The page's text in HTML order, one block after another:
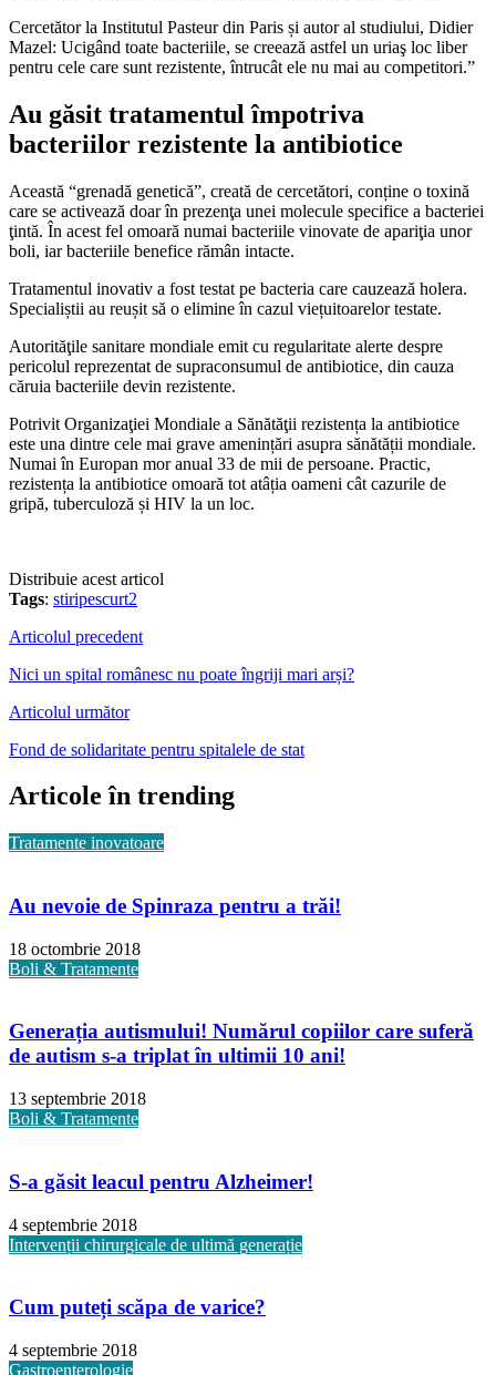
Cercetător la Institutul Pasteur din Paris și autor al studiului, Didier
Mazel: Ucigând toate bacteriile, se creează astfel un uriaş loc liber
pentru cele care sunt rezistente, întrucât ele nu mai au competitori.”
Au găsit tratamentul împotriva
bacteriilor rezistente la antibiotice
Această “grenadă genetică”, creată de cercetători, conține o toxină
care se activează doar în prezenţa unei molecule specifice a bacteriei
ţintă. În acest fel omoară numai bacteriile vinovate de apariţia unor
boli, iar bacteriile benefice rămân intacte.
Tratamentul inovativ a fost testat pe bacteria care cauzează holera.
Specialiștii au reușit să o elimine în cazul viețuitoarelor testate.
Autorităţile sanitare mondiale emit cu regularitate alerte despre
pericolul reprezentat de supraconsumul de antibiotice, din cauza
căruia bacteriile devin rezistente.
Potrivit Organizaţiei Mondiale a Sănătăţii rezistența la antibiotice
este una dintre cele mai grave amenințări asupra sănătății mondiale.
Numai în Europan mor anual 33 de mii de persoane. Practic,
rezistența la antibiotice omoară tot atâția oameni cât cazurile de
gripă, tuberculoză și HIV la un loc.
Distribuie acest articol
Tags: stiripescurt2
Articolul precedent
Nici un spital românesc nu poate îngriji mari arși?
Articolul următor
Fond de solidaritate pentru spitalele de stat
Articole în trending
Tratamente inovatoare
Au nevoie de Spinraza pentru a trăi!
18 octombrie 2018
Boli & Tratamente
Generația autismului! Numărul copiilor care suferă
de autism s-a triplat în ultimii 10 ani!
13 septembrie 2018
Boli & Tratamente
S-a găsit leacul pentru Alzheimer!
4 septembrie 2018
Intervenții chirurgicale de ultimă generație
Cum puteți scăpa de varice?
4 septembrie 2018
Gastroenterologie